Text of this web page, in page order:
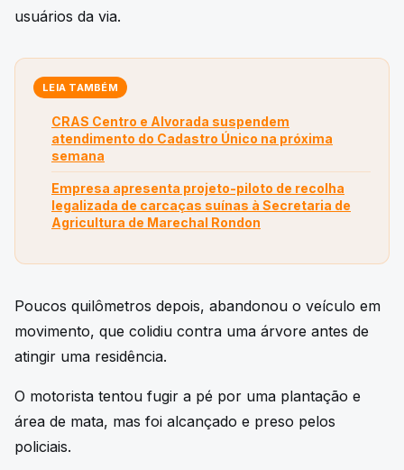
usuários da via.
LEIA TAMBÉM
CRAS Centro e Alvorada suspendem
atendimento do Cadastro Único na próxima
semana
Empresa apresenta projeto-piloto de recolha
legalizada de carcaças suínas à Secretaria de
Agricultura de Marechal Rondon
Poucos quilômetros depois, abandonou o veículo em
movimento, que colidiu contra uma árvore antes de
atingir uma residência.
O motorista tentou fugir a pé por uma plantação e
área de mata, mas foi alcançado e preso pelos
policiais.